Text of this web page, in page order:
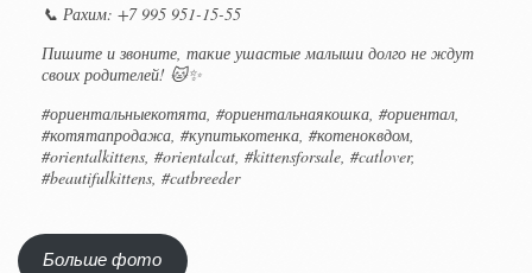
📞 Рахим: +7 995 951-15-55
Пишите и звоните, такие ушастые малыши долго не ждут
своих родителей! 🐱✨
#ориентальныекотята, #ориентальнаякошка, #ориентал,
#котятапродажа, #купитькотенка, #котеноквдом,
#orientalkittens, #orientalcat, #kittensforsale, #catlover,
#beautifulkittens, #catbreeder
Больше фото